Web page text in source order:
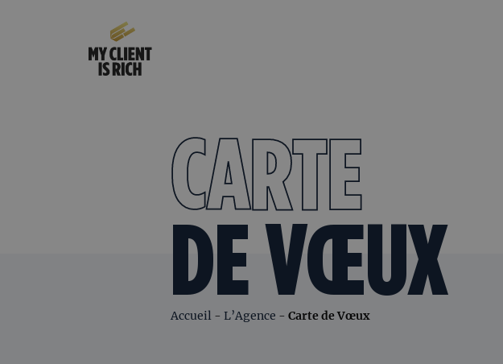
CARTE
DE VŒUX
Accueil- L’Agence - Carte de Vœux